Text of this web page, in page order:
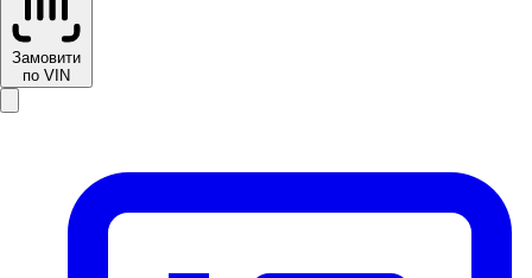
Замовити
по VIN